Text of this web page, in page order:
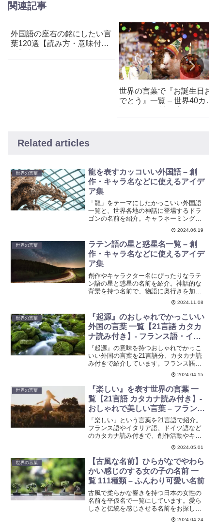
関連記事
外国語の座右の銘にしたい言
葉120選【読み方・意味付
世界の言葉で『お誕生日お
でとう』一覧 – 世界40カ国
Related articles
世界の言葉
龍を表すカッコいい外国語 – 創
作・キャラ名などに使えるアイデ
ア集
「龍」をテーマにしたかっこいい外国語
一覧と、世界各地の神話に登場するドラ
ゴンの名前を紹介。キャラネーミングや
創作アイデアに役立つ情報を提供しま
2024.06.19
世界の言葉
ラテン語の星と惑星名一覧 – 創
作・キャラ名などに使えるアイデ
ア集
創作やキャラクター名にぴったりなラテ
ン語の星と惑星の名前を紹介。神話的な
背景を持つ名前で、物語に奥行きを加え
2024.11.08
世界の言葉
『起源』のおしゃれでかっこいい
外国の言葉 一覧【21言語 カタカ
ナ読み付き】- フランス語・イタ
リア語・ドイツ語・ラテン語など
『起源』の意味を持つおしゃれでかっこ
いい外国の言葉を21言語分、カタカナ読
み付きで紹介しています。フランス語や
イタリア語、ドイツ語、ラテン語など、
創作やキャラ名に使えるアイデア集で
す。言語の美しさを発見し、創作活動に
活かしましょう。ぜひ参考にしてみてく
ださい。
2024.04.15
世界の言葉
『楽しい』を表す世界の言葉 一
覧【21言語 カタカナ読み付き】-
おしゃれで美しい言葉 – フランス
語・イタリア語・ドイツ語・ラテ
ン語など
「楽しい」という言葉を21言語で紹介。
フランス語やイタリア語、ドイツ語など
のカタカナ読み付きで、創作活動やキャ
ラクター名付けにぴったりの言葉をお届
2024.05.01
世界の言葉
【古風な名前】ひらがなでやわら
かい感じのする女の子の名前 一
覧 111種類 – ふんわり可愛い名前
古風で柔らかな響きを持つ日本の女性の
名前を平仮名で一覧にしています。愛ら
しさと伝統を感じさせる名前をお探しの
方に最適な内容です。ふんわりと柔らか
さを感じる女の子の名前の一覧です。
2024.04.24